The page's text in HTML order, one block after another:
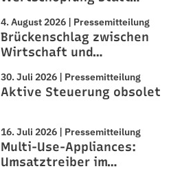
4. August 2026 | Pressemitteilung
Brückenschlag zwischen
Wirtschaft und…
30. Juli 2026 | Pressemitteilung
Aktive Steuerung obsolet
16. Juli 2026 | Pressemitteilung
Multi-Use-Appliances:
Umsatztreiber im…